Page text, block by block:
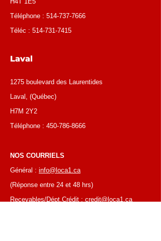
Téléphone : 514-737-7666
Téléc : 514-731-7415
Laval
1275 boulevard des Laurentides
Laval, (Québec)
H7M 2Y2
Téléphone : 450-786-8666
NOS COURRIELS
Général : info@loca1.ca
(Réponse entre 24 et 48 hrs)
Recevables/Dépt.Crédit : credit@loca1.ca